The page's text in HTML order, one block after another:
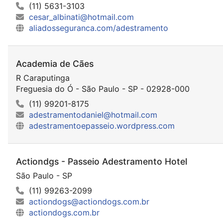
(11) 5631-3103
cesar_albinati@hotmail.com
aliadosseguranca.com/adestramento
Academia de Cães
R Caraputinga
Freguesia do Ó - São Paulo - SP - 02928-000
(11) 99201-8175
adestramentodaniel@hotmail.com
adestramentoepasseio.wordpress.com
Actiondgs - Passeio Adestramento Hotel
São Paulo - SP
(11) 99263-2099
actiondogs@actiondogs.com.br
actiondogs.com.br